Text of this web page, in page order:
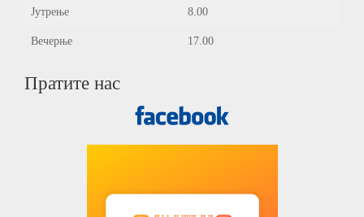
Јутрење 8.00
Вечерње 17.00
Пратите нас